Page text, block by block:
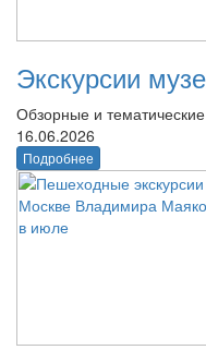
Экскурсии
Обзорные и
16.06.2026
Подробнее